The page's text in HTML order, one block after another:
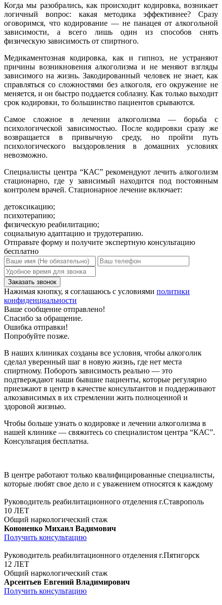
Когда мы разобрались, как происходит кодировка, возникает
логичный вопрос: какая методика эффективнее? Сразу
оговоримся, что кодирование — не панацея от алкогольной
зависимости, а всего лишь один из способов снять
физическую зависимость от спиртного.
Медикаментозная кодировка, как и гипноз, не устраняют
причины возникновения алкоголизма и не меняют взгляды
зависимого на жизнь. Закодированный человек не знает, как
справляться со сложностями без алкоголя, его окружение не
меняется, и он быстро поддается соблазну. Как только выходит
срок кодировки, то большинство пациентов срываются.
Самое сложное в лечении алкоголизма — борьба с
психологической зависимостью. После кодировки сразу же
возвращается в привычную среду, но пройти путь
психологического выздоровления в домашних условиях
невозможно.
Специалисты центра “КАС” рекомендуют лечить алкоголизм
стационарно, где у зависимый находится под постоянным
контролем врачей. Стационарное лечение включает:
детоксикацию;
психотерапию;
физическую реабилитацию;
социальную адаптацию и трудотерапию.
Отправьте форму и получите экспертную консультацию
бесплатно
Нажимая кнопку, я соглашаюсь с условиями политики
конфиденциальности
Ваше сообщение отправлено!
Спасибо за обращение.
Ошибка отправки!
Попробуйте позже.
В наших клиниках созданы все условия, чтобы алкоголик
сделал уверенный шаг в новую жизнь, где нет места
спиртному. Побороть зависимость реально — это
подтверждают наши бывшие пациенты, которые регулярно
приезжают в центр в качестве консультантов и поддерживают
алкозависимых в их стремлении жить полноценной и
здоровой жизнью.
Чтобы больше узнать о кодировке и лечении алкоголизма в
нашей клинике — свяжитесь со специалистом центра “КАС”.
Консультация бесплатна.
В центре работают только квалифицированные специалисты,
которые любят свое дело и с уважением относятся к каждому
Руководитель реабилитационного отделения г.Ставрополь
10 ЛЕТ
Общий наркологический стаж
Кононенко Михаил Вадимович
Получить консультацию
Руководитель реабилитационного отделения г.Пятигорск
12 ЛЕТ
Общий наркологический стаж
Арсентьев Евгений Владимирович
Получить консультацию